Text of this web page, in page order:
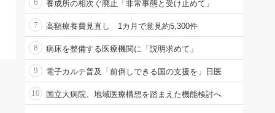
6 養成所の相次ぐ廃止「非常事態と受け止めて」
7 高額療養費見直し 1カ月で意見約5,300件
8 病床を整備する医療機関に「説明求めて」
9 電子カルテ普及「前倒しできる国の支援を」日医
10 国立大病院、地域医療構想を踏まえた機能検討へ